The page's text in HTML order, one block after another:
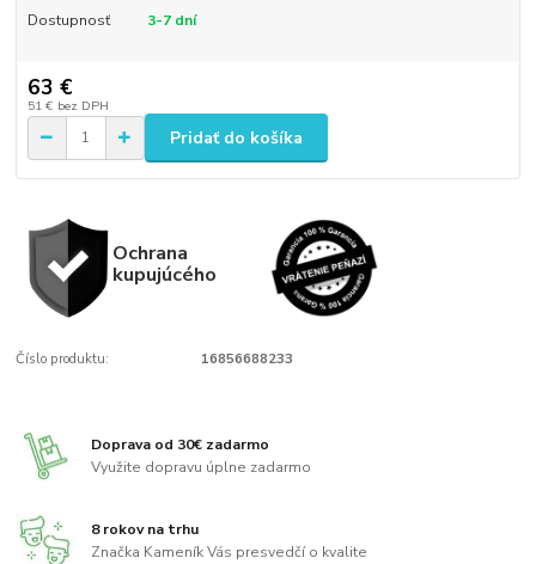
Dostupnosť 3-7 dní
63 €
51 € bez DPH
Pridať do košíka
Ochrana
kupujúcého
Číslo produktu: 16856688233
Doprava od 30€ zadarmo
Využite dopravu úplne zadarmo
8 rokov na trhu
Značka Kameník Vás presvedčí o kvalite